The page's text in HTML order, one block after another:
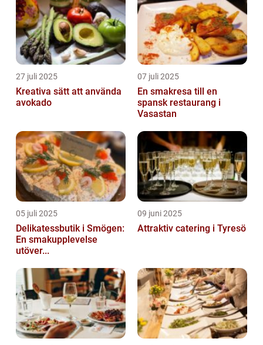
27 juli 2025
Kreativa sätt att använda
avokado
07 juli 2025
En smakresa till en
spansk restaurang i
Vasastan
05 juli 2025
Delikatessbutik i Smögen:
En smakupplevelse
utöver...
09 juni 2025
Attraktiv catering i Tyresö